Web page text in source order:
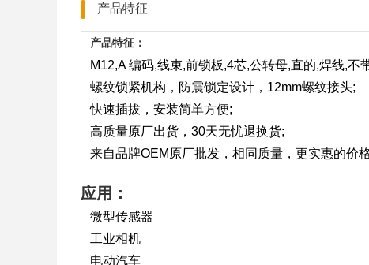
产品特征
产品特征：
M12,A 编码,线束,前锁板,4芯,公转母,直的,焊线,不
螺纹锁紧机构，防震锁定设计，12mm螺纹接头;
快速插拔，安装简单方便;
高质量原厂出货，30天无忧退换货;
来自品牌OEM原厂批发，相同质量，更实惠的价格
应用：
微型传感器
工业相机
电动汽车